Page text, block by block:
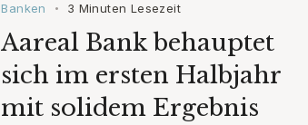
Banken • 3 Minuten Lesezeit
Aareal Bank behauptet
sich im ersten Halbjahr
mit solidem Ergebnis